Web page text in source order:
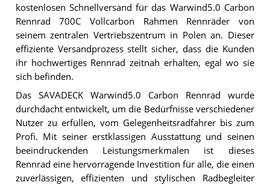
kostenlosen Schnellversand für das Warwind5.0 Carbon
Rennrad 700C Vollcarbon Rahmen Rennräder von
seinem zentralen Vertriebszentrum in Polen an. Dieser
effiziente Versandprozess stellt sicher, dass die Kunden
ihr hochwertiges Rennrad zeitnah erhalten, egal wo sie
sich befinden.
Das SAVADECK Warwind5.0 Carbon Rennrad wurde
durchdacht entwickelt, um die Bedürfnisse verschiedener
Nutzer zu erfüllen, vom Gelegenheitsradfahrer bis zum
Profi. Mit seiner erstklassigen Ausstattung und seinen
beeindruckenden Leistungsmerkmalen ist dieses
Rennrad eine hervorragende Investition für alle, die einen
zuverlässigen, effizienten und stylischen Radbegleiter